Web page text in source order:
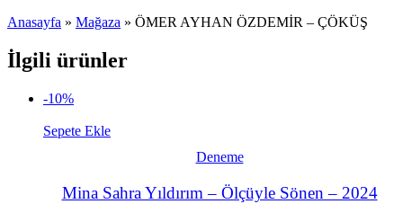
Anasayfa » Mağaza » ÖMER AYHAN ÖZDEMİR – ÇÖKÜŞ
İlgili ürünler
-10%
Sepete Ekle
Deneme
Mina Sahra Yıldırım – Ölçüyle Sönen – 2024